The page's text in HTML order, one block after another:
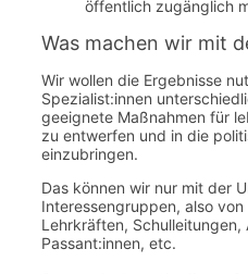
öffentlich zugänglich
Was machen wir mit
Wir wollen die Ergebnisse
Spezialist:innen
geeignete Maßnahmen für
zu entwerfen und in die
einzubringen.
Das können wir nur mit der
Interessengruppen, also von
Lehrkräften, Schulleitungen,
Passant:innen, etc.